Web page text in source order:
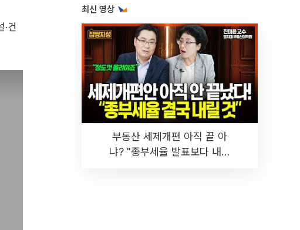
건
최신 영상
부동산 세제개편 아직 끝 아
냐? "종부세율 발표보다 내릴